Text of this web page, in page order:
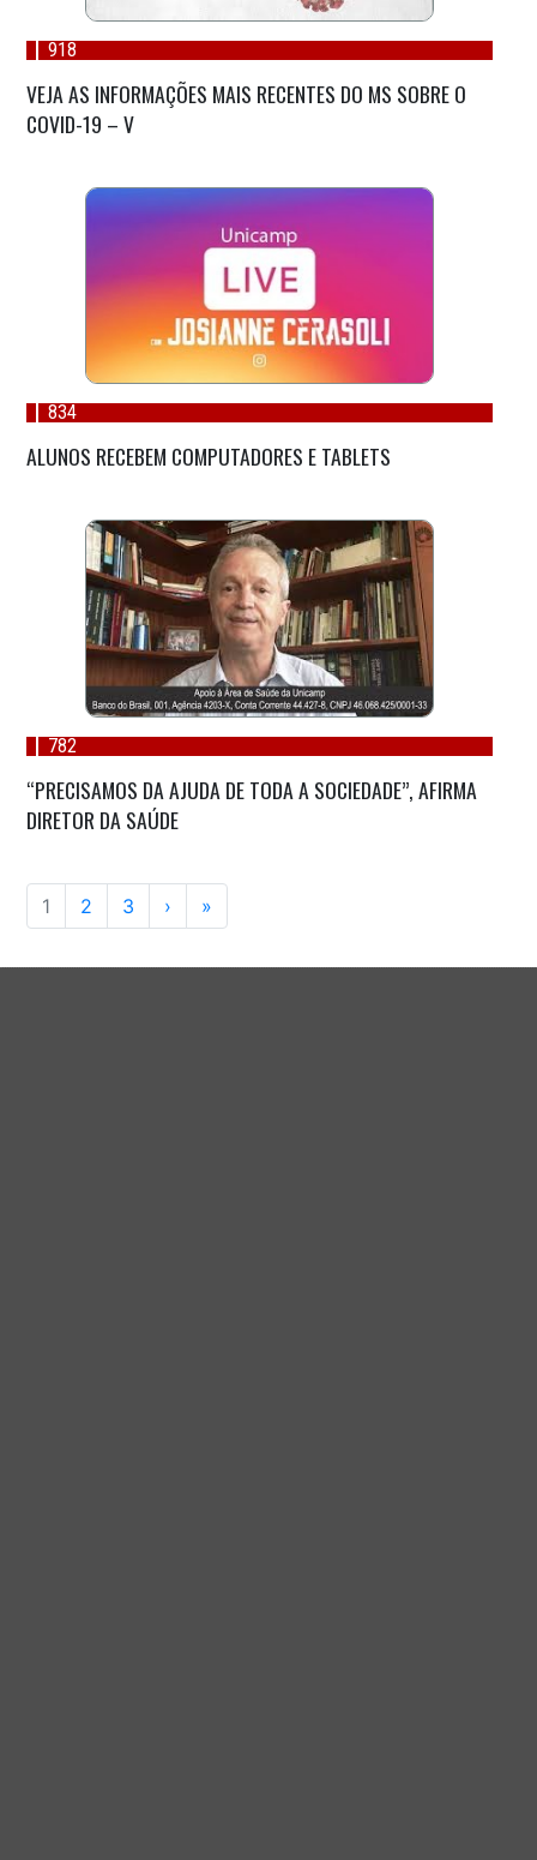
918
VEJA AS INFORMAÇÕES MAIS RECENTES DO MS SOBRE O
COVID-19 – V
834
ALUNOS RECEBEM COMPUTADORES E TABLETS
782
“PRECISAMOS DA AJUDA DE TODA A SOCIEDADE”, AFIRMA
DIRETOR DA SAÚDE
1 2 3 › »